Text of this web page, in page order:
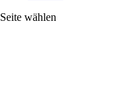
Seite wählen